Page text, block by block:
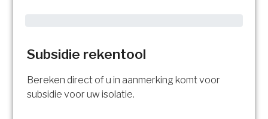
Subsidie rekentool
Bereken direct of u in aanmerking komt voor
subsidie voor uw isolatie.